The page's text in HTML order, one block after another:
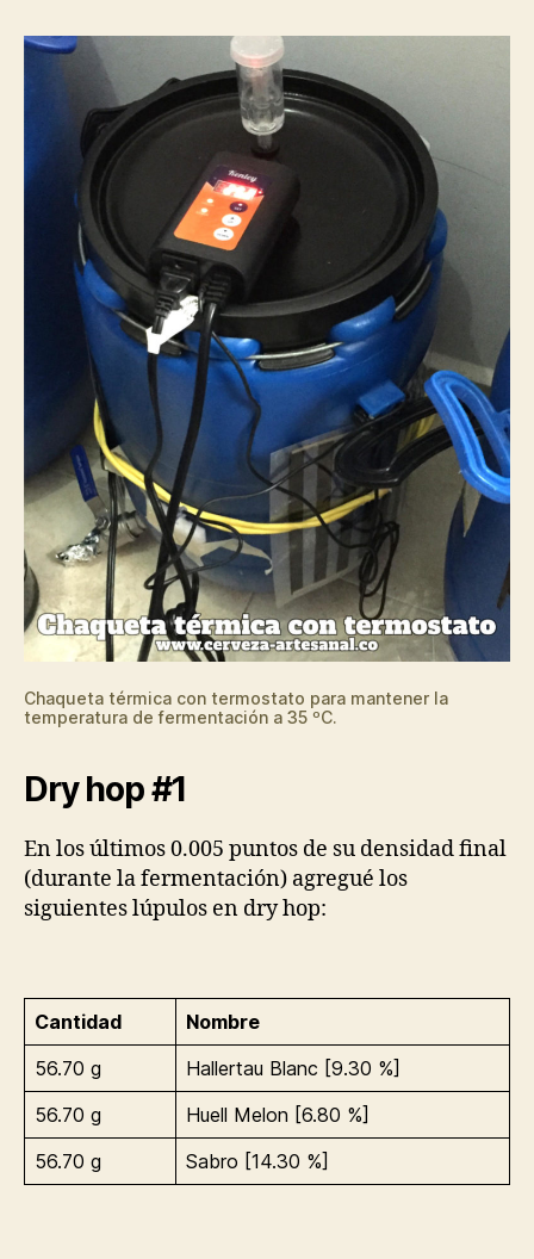
Chaqueta térmica con termostato para mantener la
temperatura de fermentación a 35 ºC.
Dry hop #1
En los últimos 0.005 puntos de su densidad final
(durante la fermentación) agregué los
siguientes lúpulos en dry hop:
Cantidad
Nombre
56.70 g
Hallertau Blanc [9.30 %]
56.70 g
Huell Melon [6.80 %]
56.70 g
Sabro [14.30 %]